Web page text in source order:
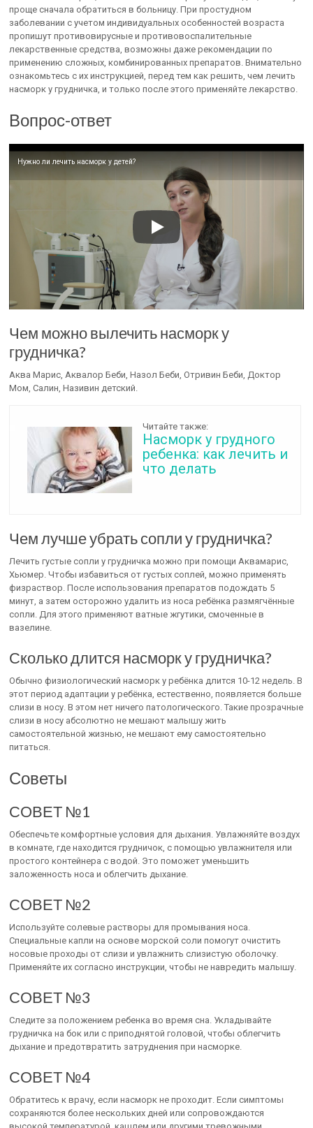
проще сначала обратиться в больницу. При простудном
заболевании с учетом индивидуальных особенностей возраста
пропишут противовирусные и противовоспалительные
лекарственные средства, возможны даже рекомендации по
применению сложных, комбинированных препаратов. Внимательно
ознакомьтесь с их инструкцией, перед тем как решить, чем лечить
насморк у грудничка, и только после этого применяйте лекарство.
Вопрос-ответ
Нужно ли лечить насморк у детей?
Чем можно вылечить насморк у
грудничка?
Аква Марис, Аквалор Беби, Назол Беби, Отривин Беби, Доктор
Мом, Салин, Називин детский.
Читайте также:
Насморк у грудного
ребенка: как лечить и
что делать
Чем лучше убрать сопли у грудничка?
Лечить густые сопли у грудничка можно при помощи Аквамарис,
Хьюмер. Чтобы избавиться от густых соплей, можно применять
физраствор. После использования препаратов подождать 5
минут, а затем осторожно удалить из носа ребёнка размягчённые
сопли. Для этого применяют ватные жгутики, смоченные в
вазелине.
Сколько длится насморк у грудничка?
Обычно физиологический насморк у ребёнка длится 10-12 недель. В
этот период адаптации у ребёнка, естественно, появляется больше
слизи в носу. В этом нет ничего патологического. Такие прозрачные
слизи в носу абсолютно не мешают малышу жить
самостоятельной жизнью, не мешают ему самостоятельно
питаться.
Советы
СОВЕТ №1
Обеспечьте комфортные условия для дыхания. Увлажняйте воздух
в комнате, где находится грудничок, с помощью увлажнителя или
простого контейнера с водой. Это поможет уменьшить
заложенность носа и облегчить дыхание.
СОВЕТ №2
Используйте солевые растворы для промывания носа.
Специальные капли на основе морской соли помогут очистить
носовые проходы от слизи и увлажнить слизистую оболочку.
Применяйте их согласно инструкции, чтобы не навредить малышу.
СОВЕТ №3
Следите за положением ребенка во время сна. Укладывайте
грудничка на бок или с приподнятой головой, чтобы облегчить
дыхание и предотвратить затруднения при насморке.
СОВЕТ №4
Обратитесь к врачу, если насморк не проходит. Если симптомы
сохраняются более нескольких дней или сопровождаются